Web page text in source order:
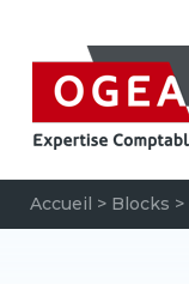
contenu
Accueil > Blocks >